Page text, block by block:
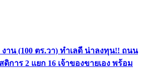
าน (100 ตร.วา) ทำเลดี น่าลงทุน!! ถนน
การ 2 แยก 16 เจ้าของขายเอง พร้อม